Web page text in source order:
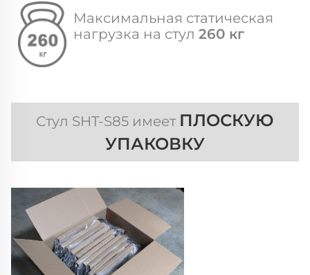
Максимальная статическая
нагрузка на стул 260 кг
Стул SHT-S85 имеет ПЛОСКУЮ
УПАКОВКУ